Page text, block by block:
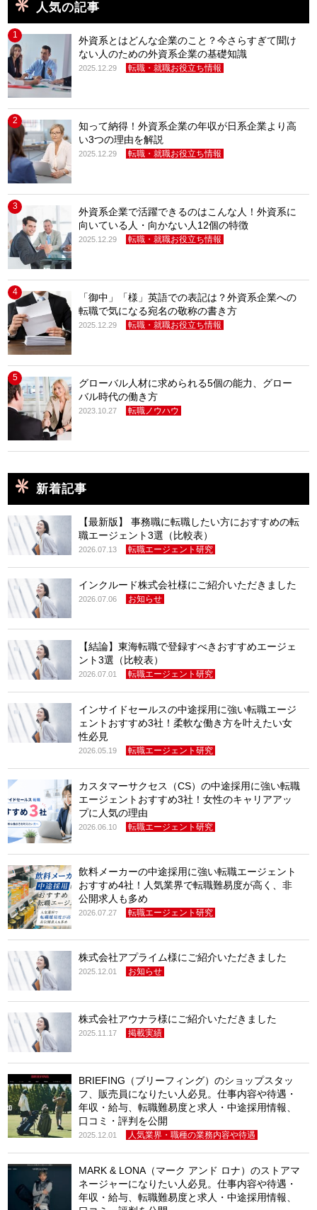
人気の記事
1
外資系とはどんな企業のこと？今さらすぎて聞け
ない人のための外資系企業の基礎知識
2025.12.29 転職・就職お役立ち情報
2
知って納得！外資系企業の年収が日系企業より高
い3つの理由を解説
2025.12.29 転職・就職お役立ち情報
3
外資系企業で活躍できるのはこんな人！外資系に
向いている人・向かない人12個の特徴
2025.12.29 転職・就職お役立ち情報
4
「御中」「様」英語での表記は？外資系企業への
転職で気になる宛名の敬称の書き方
2025.12.29 転職・就職お役立ち情報
5
グローバル人材に求められる5個の能力、グロー
バル時代の働き方
2023.10.27 転職ノウハウ
新着記事
【最新版】 事務職に転職したい方におすすめの転
職エージェント3選（比較表）
2026.07.13 転職エージェント研究
インクルード株式会社様にご紹介いただきました
2026.07.06 お知らせ
【結論】東海転職で登録すべきおすすめエージェ
ント3選（比較表）
2026.07.01 転職エージェント研究
インサイドセールスの中途採用に強い転職エージ
ェントおすすめ3社！柔軟な働き方を叶えたい女
性必見
2026.05.19 転職エージェント研究
カスタマーサクセス（CS）の中途採用に強い転職
エージェントおすすめ3社！女性のキャリアアッ
プに人気の理由
2026.06.10 転職エージェント研究
飲料メーカーの中途採用に強い転職エージェント
おすすめ4社！人気業界で転職難易度が高く、非
公開求人も多め
2026.07.27 転職エージェント研究
株式会社アプライム様にご紹介いただきました
2025.12.01 お知らせ
株式会社アウナラ様にご紹介いただきました
2025.11.17 掲載実績
BRIEFING（ブリーフィング）のショップスタッ
フ、販売員になりたい人必見。仕事内容や待遇・
年収・給与、転職難易度と求人・中途採用情報、
口コミ・評判を公開
2025.12.01 人気業界・職種の業務内容や待遇
MARK & LONA（マーク アンド ロナ）のストアマ
ネージャーになりたい人必見。仕事内容や待遇・
年収・給与、転職難易度と求人・中途採用情報、